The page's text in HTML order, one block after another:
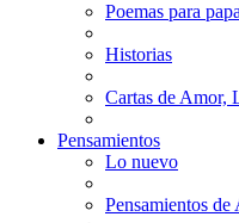
Poemas para papa
Historias
Cartas de Amor,
Pensamientos
Lo nuevo
Pensamientos de